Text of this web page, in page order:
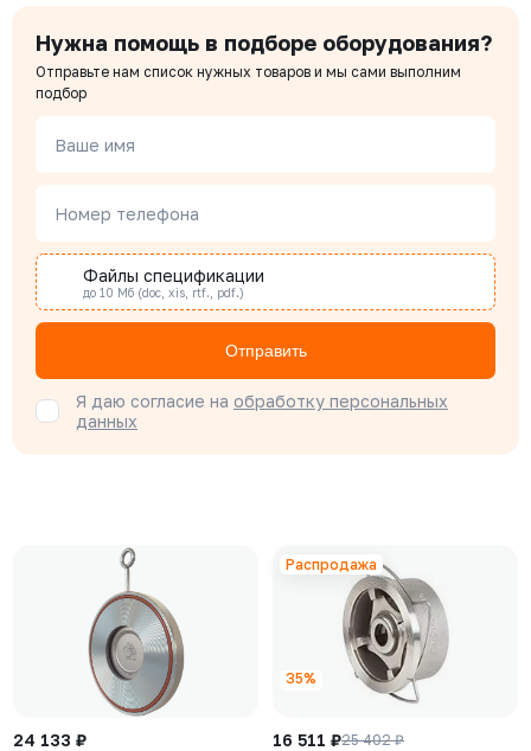
Нужна помощь в подборе оборудования?
Отправьте нам список нужных товаров и мы сами выполним
подбор
Ваше имя
Номер телефона
Файлы спецификации
до 10 Мб (doc, xis, rtf., pdf.)
Отправить
Я даю согласие на обработку персональных
данных
24 133 ₽
Распродажа
16 511 ₽25 402 ₽
35%